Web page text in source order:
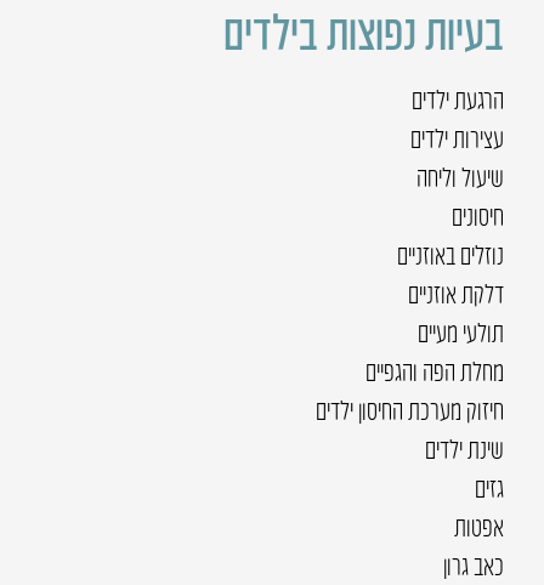
בעיות נפוצות בילדים
הרגעת ילדים
עצירות ילדים
שיעול וליחה
חיסונים
נוזלים באוזניים
דלקת אוזניים
תולעי מעיים
מחלת הפה והגפיים
חיזוק מערכת החיסון ילדים
שינת ילדים
גזים
אפטות
כאב גרון